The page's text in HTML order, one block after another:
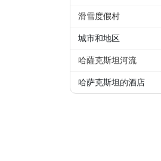
滑雪度假村
城市和地区
哈薩克斯坦河流
哈萨克斯坦的酒店